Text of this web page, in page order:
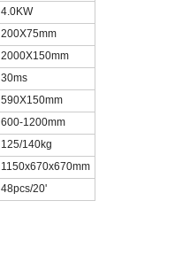
4.0KW
200X75mm
2000X150mm
30ms
590X150mm
600-1200mm
125/140kg
1150x670x670mm
48pcs/20'